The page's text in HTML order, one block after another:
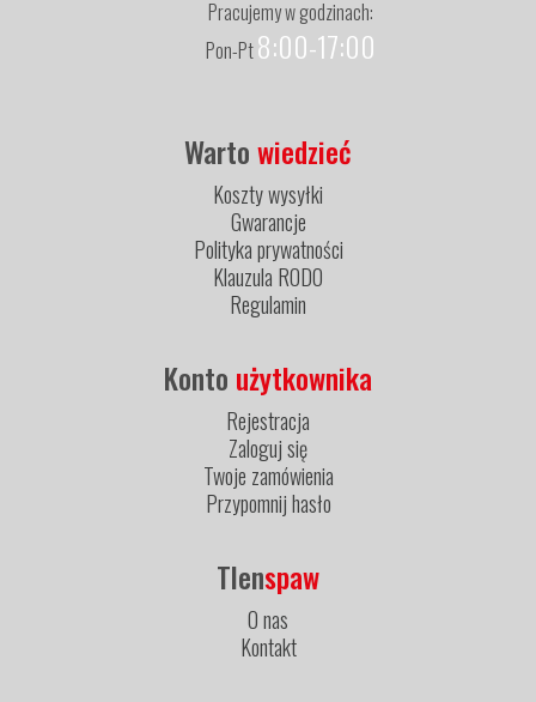
Pracujemy w godzinach:
Pon-Pt8:00-17:00
Wartowiedzieć
Koszty wysyłki
Gwarancje
Polityka prywatności
Klauzula RODO
Regulamin
Konto użytkownika
Rejestracja
Zaloguj się
Twoje zamówienia
Przypomnij hasło
Tlenspaw
O nas
Kontakt